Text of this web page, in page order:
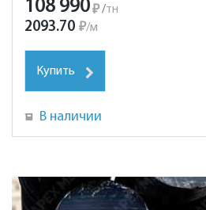
108 990₽ /тн
2093.70 ₽/м
Купить
В наличии